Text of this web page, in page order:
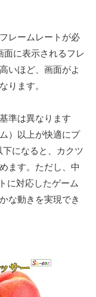
レームレートが必
面に表示されるフレ
いほど、画面がよ
ります。
準は異なります
）以上が快適にプ
になると、カクツ
ます。ただし、中
に対応したゲーム
な動きを実現でき